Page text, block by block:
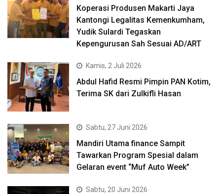
Koperasi Produsen Makarti Jaya
Kantongi Legalitas Kemenkumham,
Yudik Sulardi Tegaskan
Kepengurusan Sah Sesuai AD/ART
Kamis, 2 Juli 2026
Abdul Hafid Resmi Pimpin PAN Kotim,
Terima SK dari Zulkifli Hasan
Sabtu, 27 Juni 2026
Mandiri Utama finance Sampit
Tawarkan Program Spesial dalam
Gelaran event “Muf Auto Week”
Sabtu, 20 Juni 2026